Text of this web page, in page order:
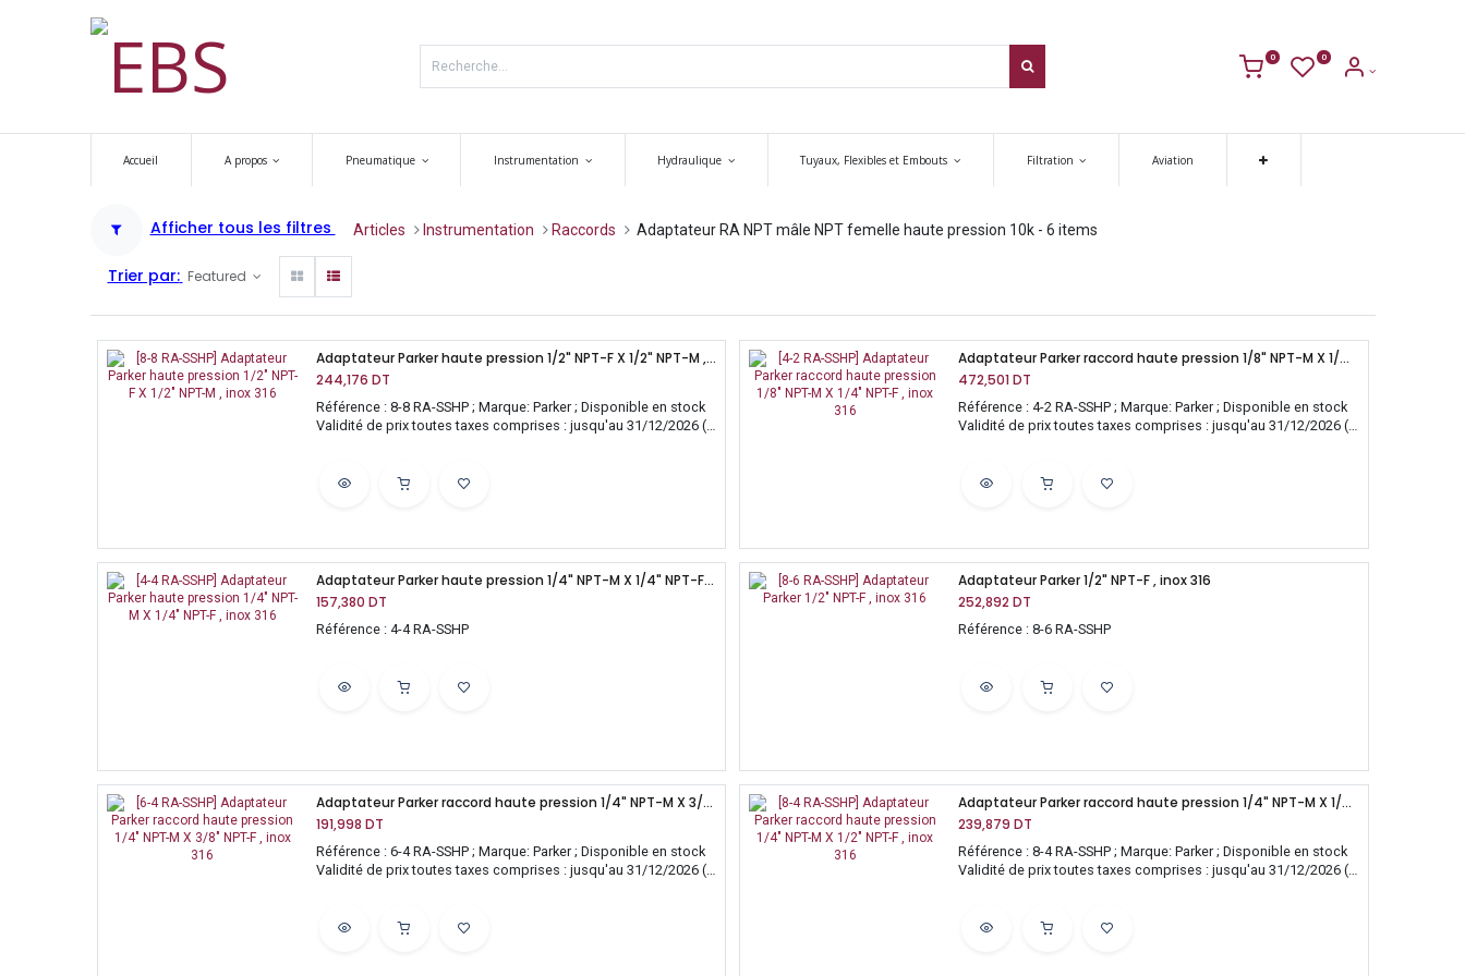
0 0
Accueil A propos Pneumatique Instrumentation Hydraulique Tuyaux, Flexibles et Embouts Filtration Aviation
Afficher tous les filtres Articles ​​​Instrumentation ​​​Raccords Adaptateur RA NPT mâle NPT femelle haute pression 10k - 6 items
Trier par: Featured
Adaptateur Parker haute pression 1/2" NPT-F X 1/2" NPT-M , inox 316
244,176 DT
Référence : 8-8 RA-SSHP ; Marque: Parker ; Disponible en stock
Validité de prix toutes taxes comprises : jusqu'au 31/12/2026 (
Adaptateur Parker raccord haute pression 1/8" NPT-M X 1/4" NPT-F , inox 316
472,501DT
Référence : 4-2 RA-SSHP ; Marque: Parker ; Disponible en stock
Validité de prix toutes taxes comprises : jusqu'au 31/12/2026 (
Adaptateur Parker haute pression 1/4" NPT-M X 1/4" NPT-F , inox 316
157,380 DT
Référence : 4-4 RA-SSHP
Adaptateur Parker 1/2" NPT-F , inox 316
252,892 DT
Référence : 8-6 RA-SSHP
Adaptateur Parker raccord haute pression 1/4" NPT-M X 3/8" NPT-F , inox 316
191,998 DT
Référence : 6-4 RA-SSHP ; Marque: Parker ; Disponible en stock
Validité de prix toutes taxes comprises : jusqu'au 31/12/2026 (
Adaptateur Parker raccord haute pression 1/4" NPT-M X 1/2" NPT-F , inox 316
239,879 DT
Référence : 8-4 RA-SSHP ; Marque: Parker ; Disponible en stock
Validité de prix toutes taxes comprises : jusqu'au 31/12/2026 (